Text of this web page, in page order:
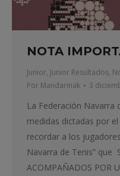
NOTA
Junior, Junior Resultados,
Por Mandarinak 3
La Federación Navarra
medidas dictadas por
recordar a los
Navarra de Tenis” que
ACOMPAÑADOS POR